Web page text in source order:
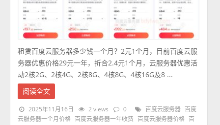
租赁百度云服务器多少钱一个月？2元1个月，目前百度云服
务器优惠价格29元一年，折合2.4元1个月，云服务器优惠活
动2核2G、2核4G、2核8G、4核8G、4核16G及8 ...
阅读全文
2025年11月16日 2 views 0 百度云服务器
百度
云服务器一个月价格
百度云服务器一年收费 百度云服务器价格
百